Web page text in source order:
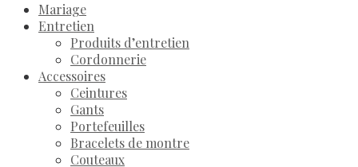
Mariage
Entretien
Produits d’entretien
Cordonnerie
Accessoires
Ceintures
Gants
Portefeuilles
Bracelets de montre
Couteaux